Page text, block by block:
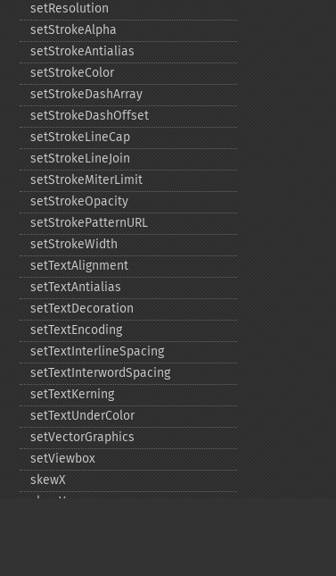
setResolution
setStrokeAlpha
setStrokeAntialias
setStrokeColor
setStrokeDashArray
setStrokeDashOffset
setStrokeLineCap
setStrokeLineJoin
setStrokeMiterLimit
setStrokeOpacity
setStrokePatternURL
setStrokeWidth
setTextAlignment
setTextAntialias
setTextDecoration
setTextEncoding
setTextInterlineSpacing
setTextInterwordSpacing
setTextKerning
setTextUnderColor
setVectorGraphics
setViewbox
skewX
skewY